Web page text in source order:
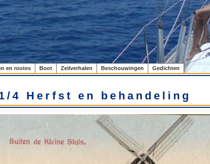
en routes Boot Zeilverhalen Beschouwingen Gedichten
4 Herfst en behandeling